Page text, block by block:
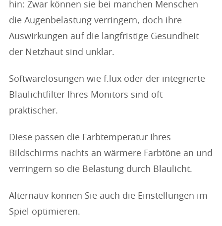
hin: Zwar können sie bei manchen Menschen
die Augenbelastung verringern, doch ihre
Auswirkungen auf die langfristige Gesundheit
der Netzhaut sind unklar.
Softwarelösungen wie f.lux oder der integrierte
Blaulichtfilter Ihres Monitors sind oft
praktischer.
Diese passen die Farbtemperatur Ihres
Bildschirms nachts an wärmere Farbtöne an und
verringern so die Belastung durch Blaulicht.
Alternativ können Sie auch die Einstellungen im
Spiel optimieren.